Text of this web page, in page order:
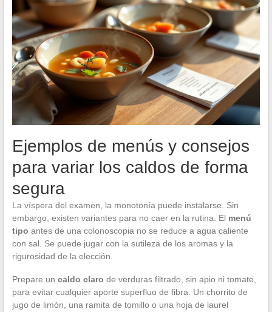
Ejemplos de menús y consejos
para variar los caldos de forma
segura
La víspera del examen, la monotonía puede instalarse. Sin
embargo, existen variantes para no caer en la rutina. El menú
tipo antes de una colonoscopia no se reduce a agua caliente
con sal. Se puede jugar con la sutileza de los aromas y la
rigurosidad de la elección.
Prepare un caldo claro de verduras filtrado, sin apio ni tomate,
para evitar cualquier aporte superfluo de fibra. Un chorrito de
jugo de limón, una ramita de tomillo o una hoja de laurel